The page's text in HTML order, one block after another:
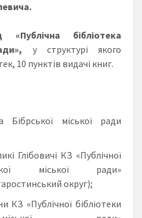
.
бібліотека
у структурі якого
10 пунктів видачі книг.
Бібрської міської ради
Глібовичі КЗ «Публічної
міської ради»
округ);
КЗ «Публічної бібліотеки